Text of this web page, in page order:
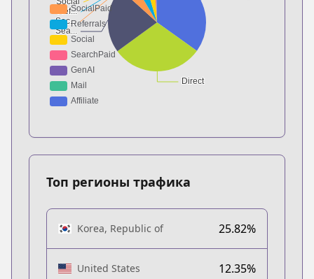
Топ регионы трафика
Korea, Republic of 25.82%
United States 12.35%